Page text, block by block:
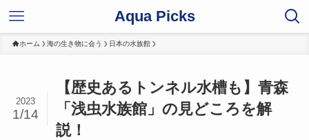
Aqua Picks
ホーム 海の生き物に会う 日本の水族館
【歴史あるトンネル水槽も】青森
「浅虫水族館」の見どころを解
説！
2023
1/14